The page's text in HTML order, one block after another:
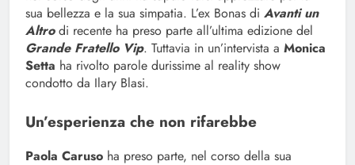
sua bellezza e la sua simpatia. L’ex Bonas di Avanti un
Altrodi recente ha preso parte all’ultima edizione del
Grande Fratello Vip. Tuttavia in un’intervista a Monica
Setta ha rivolto parole durissime al reality show
condotto da Ilary Blasi.
Un’esperienza che non rifarebbe
Paola Caruso ha preso parte, nel corso della sua